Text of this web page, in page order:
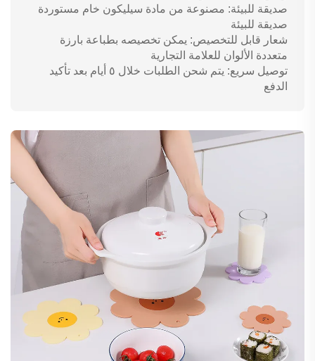
صديقة للبيئة: مصنوعة من مادة سيليكون خام مستوردة
صديقة للبيئة
شعار قابل للتخصيص: يمكن تخصيصه بطباعة بارزة
متعددة الألوان للعلامة التجارية
توصيل سريع: يتم شحن الطلبات خلال ٥ أيام بعد تأكيد
الدفع